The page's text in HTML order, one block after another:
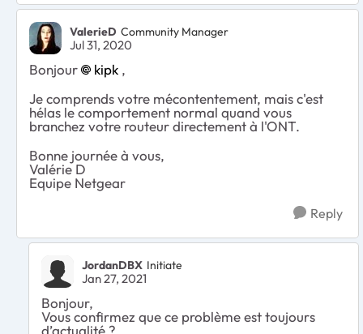
ValerieD Community Manager
Jul 31, 2020
Bonjour kipk ,
Je comprends votre mécontentement, mais c'est
hélas le comportement normal quand vous
branchez votre routeur directement à l'ONT.
Bonne journée à vous,
Valérie D
Equipe Netgear
Reply
JordanDBX Initiate
Jan 27, 2021
Bonjour,
Vous confirmez que ce problème est toujours
d’actualité ?